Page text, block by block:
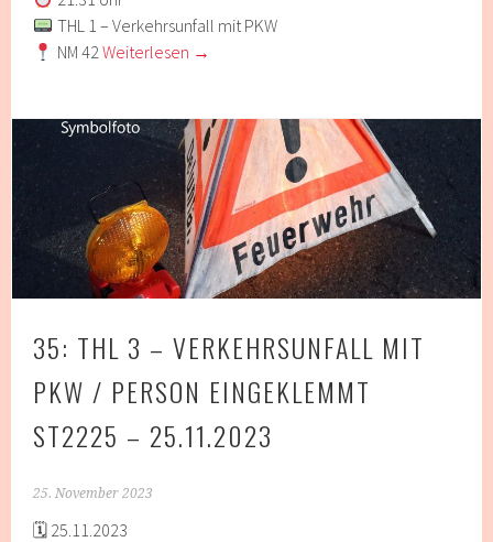
THL 1 – Verkehrsunfall mit PKW
NM 42Weiterlesen →
35: THL 3 – VERKEHRSUNFALL MIT
PKW / PERSON EINGEKLEMMT
ST2225 – 25.11.2023
25. November 2023
🗓 25.11.2023